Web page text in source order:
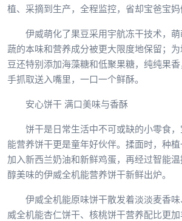
植、采摘到生产，全程监控，省却宝爸宝妈
伊威萌化了果豆采用宇航冻干技术，
蔬的本味和营养成分被更大限度地保留；
豆还特别添加海藻糖和低聚果糖，纯纯果
手抓取送入嘴里，一口一个鲜酥。
安心饼干 满口美味与香酥
饼干是日常生活中不可或缺的小零食
能营养饼干更是童年好伙伴。揉面时，种
加入新西兰奶油和新鲜鸡蛋，再经过智能
醇美味的伊威全机能营养饼干新鲜出炉。
伊威全机能原味饼干散发着淡淡麦香
威全机能杏仁饼干、核桃饼干营养配比更